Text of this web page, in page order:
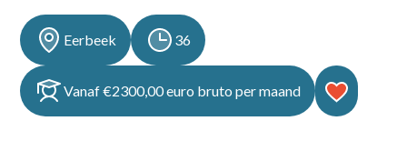
Eerbeek 36
Vanaf €2300,00 euro bruto per maand
dienstverband